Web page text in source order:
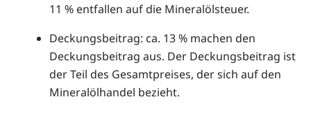
11 % entfallen auf die Mineralölsteuer.
Deckungsbeitrag: ca. 13 % machen den
Deckungsbeitrag aus. Der Deckungsbeitrag ist
der Teil des Gesamtpreises, der sich auf den
Mineralölhandel bezieht.